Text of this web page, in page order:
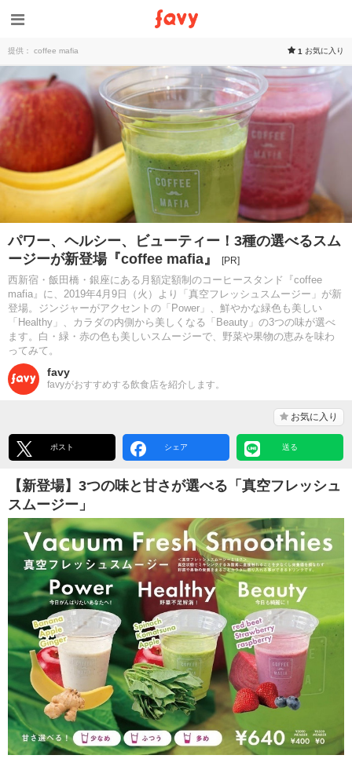
提供： coffee mafia 1 お気に入り
パワー、ヘルシー、ビューティー！3種の選べるスム
ージーが新登場『coffee mafia』
[PR]
西新宿・飯田橋・銀座にある月額定額制のコーヒースタンド『coffee
mafia』に、2019年4月9日（火）より「真空フレッシュスムージー」が新
登場。ジンジャーがアクセントの「Power」、鮮やかな緑色も美しい
「Healthy」、カラダの内側から美しくなる「Beauty」の3つの味が選べ
ます。白・緑・赤の色も美しいスムージーで、野菜や果物の恵みを味わ
ってみて。
favy
favyがおすすめする飲食店を紹介します。
お気に入り
ポスト シェア 送る
【新登場】3つの味と甘さが選べる「真空フレッシュ
スムージー」